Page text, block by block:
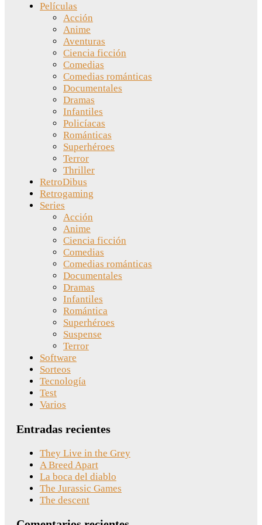
Películas
Acción
Anime
Aventuras
Ciencia ficción
Comedias
Comedias románticas
Documentales
Dramas
Infantiles
Policíacas
Románticas
Superhéroes
Terror
Thriller
RetroDibus
Retrogaming
Series
Acción
Anime
Ciencia ficción
Comedias
Comedias románticas
Documentales
Dramas
Infantiles
Romántica
Superhéroes
Suspense
Terror
Software
Sorteos
Tecnología
Test
Varios
Entradas recientes
They Live in the Grey
A Breed Apart
La boca del diablo
The Jurassic Games
The descent